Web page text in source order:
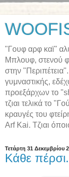
"Γουφ αρφ καϊ"
Μπλουφ, στενού
στην
γυμναστικής,
προεξάρχων το
τζιαι τελικά το
κραυγές του
Arf Kai. Τζιαι
Τετάρτη 31 Δεκεμβρίου
Κάθε